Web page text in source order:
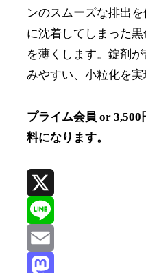
ンのスムーズな排出
に沈着してしまった
を薄くします。錠剤
みやすい、小粒化を実
プライム会員 or
料になります。
X
Line
Email